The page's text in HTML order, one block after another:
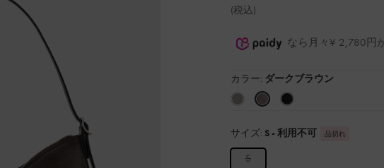
(税込)
なら月々¥ 2,780円
カラー: ダークブラウン
サイズ: S - 利用不可 品切れ
S